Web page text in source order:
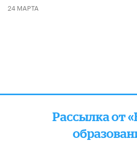
24 МАРТА
Рассылка от